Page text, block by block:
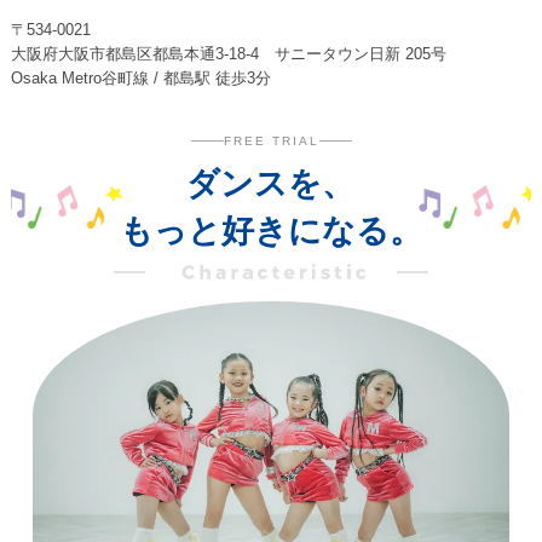
〒534-0021
大阪府大阪市都島区都島本通3-18-4 サニータウン日新 205号
Osaka Metro谷町線 / 都島駅 徒歩3分
FREE TRIAL
ダンスを、
もっと好きになる。